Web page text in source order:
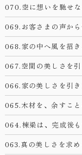
070.空に想いを馳せな
069.お客さまの声から
068.家の中へ風を招き
067.空間の美しさを引
066.家の美しさを引き
065.木材を、余すこと
064.棟梁は、完成後も
063.真の美しさを求め